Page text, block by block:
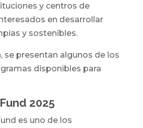
y centros de
en desarrollar
y sostenibles.
se presentan algunos de los
disponibles para
2025
es uno de los